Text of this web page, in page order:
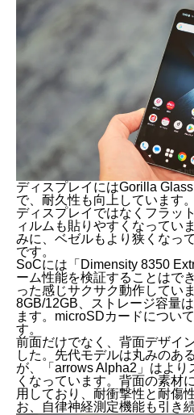
ディスプレイにはGorilla
で、耐久性も向上しています
ディスプレイではなくフラッ
ィルムも貼りやすくなってい
みに、ベゼルもより狭くなっ
です。
SoCには「Dimensity 8350
ーム性能を検証することはで
った感じサクサク動作してい
8GB/12GB、ストレージ容量
ます。microSDカードについ
す。
前面だけでなく、背面デザイ
した。先代モデルは丸みのあ
が、「arrows Alpha2」はより
くなっています。背面の素材
用しており、耐衝撃性と耐傷
お、自律神経測定機能も引き